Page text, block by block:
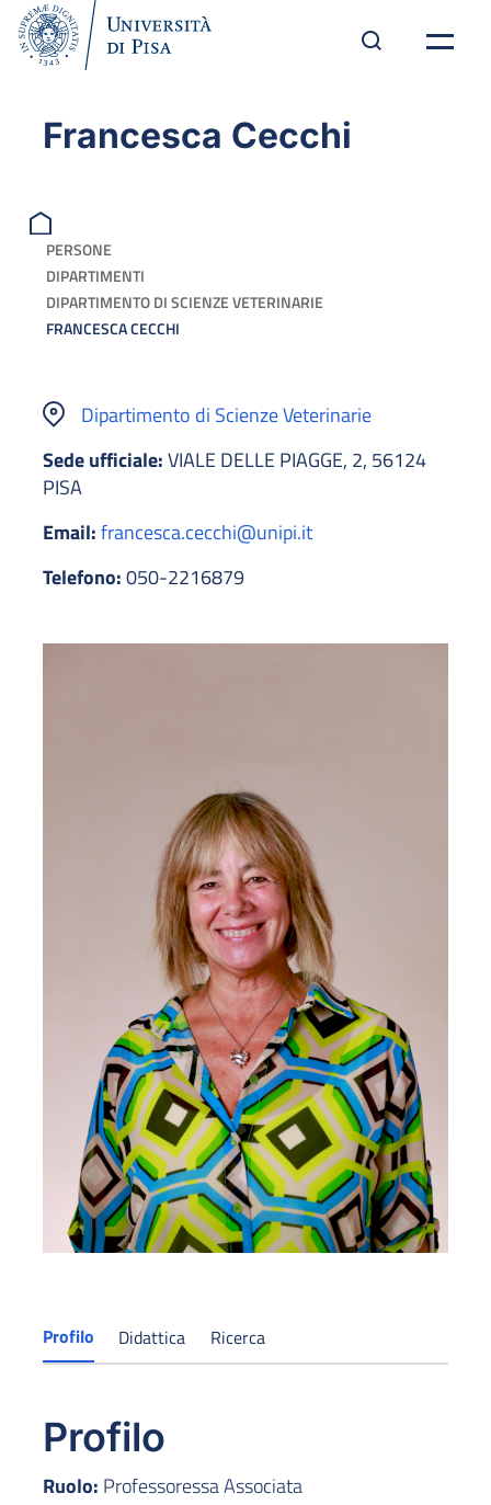
Francesca Cecchi
PERSONE
DIPARTIMENTI
DIPARTIMENTO DI SCIENZE VETERINARIE
FRANCESCA CECCHI
Dipartimento di Scienze Veterinarie
Sede ufficiale:VIALE DELLE PIAGGE, 2, 56124
PISA
Email:francesca.cecchi@unipi.it
Telefono:050-2216879
Profilo Didattica Ricerca
Profilo
Ruolo: Professoressa Associata